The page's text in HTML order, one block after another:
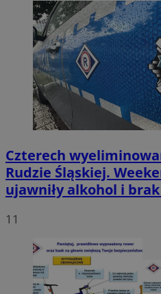
Czterech
Rudzie Śląskiej.
ujawniły alkohol i
11